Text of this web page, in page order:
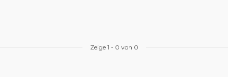
Zeige 1 - 0 von 0